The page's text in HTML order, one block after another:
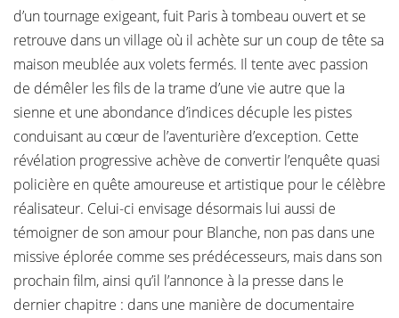
d’un tournage exigeant, fuit Paris à tombeau ouvert et se
retrouve dans un village où il achète sur un coup de tête sa
maison meublée aux volets fermés. Il tente avec passion
de démêler les fils de la trame d’une vie autre que la
sienne et une abondance d’indices décuple les pistes
conduisant au cœur de l’aventurière d’exception. Cette
révélation progressive achève de convertir l’enquête quasi
policière en quête amoureuse et artistique pour le célèbre
réalisateur. Celui-ci envisage désormais lui aussi de
témoigner de son amour pour Blanche, non pas dans une
missive éplorée comme ses prédécesseurs, mais dans son
prochain film, ainsi qu’il l’annonce à la presse dans le
dernier chapitre : dans une manière de documentaire